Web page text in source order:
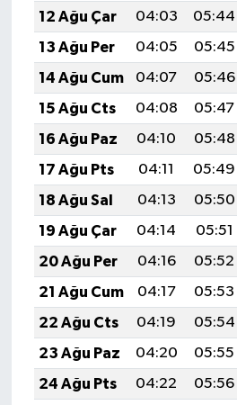
12 Ağu Çar
04:03 05:44
13 Ağu Per
04:05 05:45
14 Ağu Cum
04:07 05:46
15 Ağu Cts
04:08 05:47
16 Ağu Paz
04:10 05:48
17 Ağu Pts
04:11 05:49
18 Ağu Sal
04:13 05:50
19 Ağu Çar
04:14 05:51
20 Ağu Per
04:16 05:52
21 Ağu Cum
04:17 05:53
22 Ağu Cts
04:19 05:54
23 Ağu Paz
04:20 05:55
24 Ağu Pts
04:22 05:56